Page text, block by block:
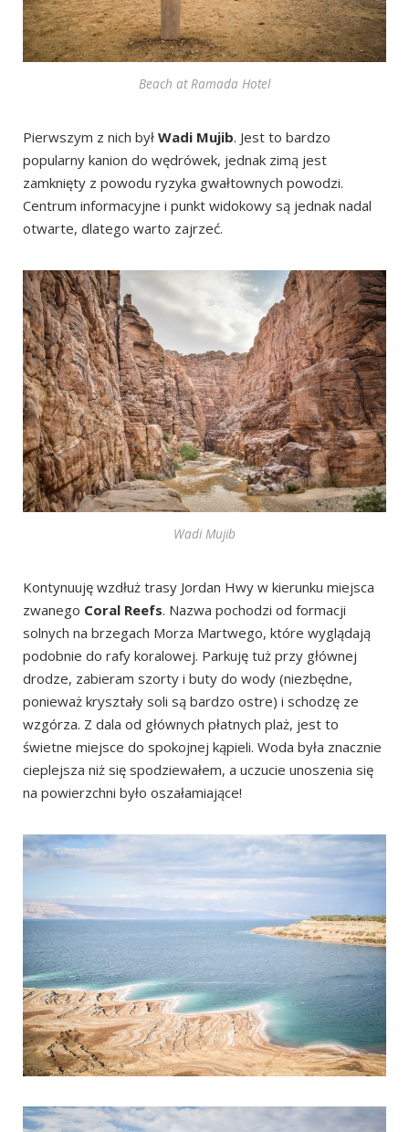
Beach at Ramada Hotel
Pierwszym z nich był Wadi Mujib. Jest to bardzo
popularny kanion do wędrówek, jednak zimą jest
zamknięty z powodu ryzyka gwałtownych powodzi.
Centrum informacyjne i punkt widokowy są jednak nadal
otwarte, dlatego warto zajrzeć.
Wadi Mujib
Kontynuuję wzdłuż trasy Jordan Hwy w kierunku miejsca
zwanego Coral Reefs. Nazwa pochodzi od formacji
solnych na brzegach Morza Martwego, które wyglądają
podobnie do rafy koralowej. Parkuję tuż przy głównej
drodze, zabieram szorty i buty do wody (niezbędne,
ponieważ kryształy soli są bardzo ostre) i schodzę ze
wzgórza. Z dala od głównych płatnych plaż, jest to
świetne miejsce do spokojnej kąpieli. Woda była znacznie
cieplejsza niż się spodziewałem, a uczucie unoszenia się
na powierzchni było oszałamiające!